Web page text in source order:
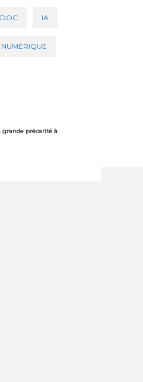
IA
NUMÉRIQUE
grande précarité à